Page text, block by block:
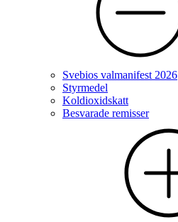
Svebios valmanifest 2026
Styrmedel
Koldioxidskatt
Besvarade remisser